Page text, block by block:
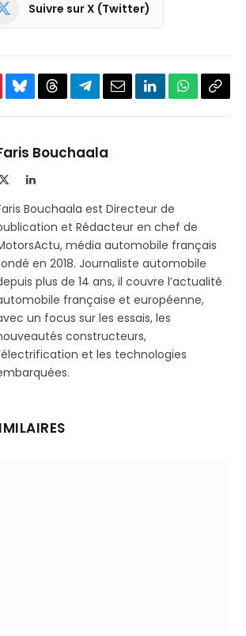
Suivre sur X (Twitter)
BlueskyThreadsPartager
Telegram
EmailLinkedInWhatsApp
Bouchaala
LinkedIn
Bouchaala est Directeur de
et Rédacteur en chef de
média automobile français
en 2018. Journaliste automobile
plus de 14 ans, il couvre l’actualité
française et européenne,
un focus sur les essais, les
constructeurs,
et les technologies